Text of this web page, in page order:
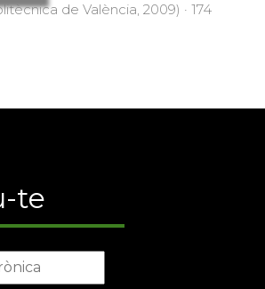
de València, 2009) · 174
te